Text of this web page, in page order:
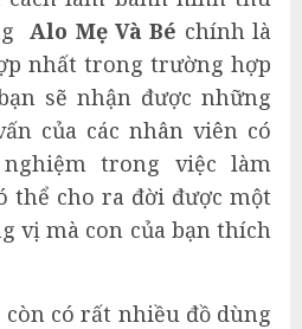
Alo Mẹ Và Bé chính là
nhất trong trường hợp
sẽ nhận được những
của các nhân viên có
trong việc làm
thể cho ra đời được một
vị mà con của bạn thích
còn có rất nhiều đồ dùng